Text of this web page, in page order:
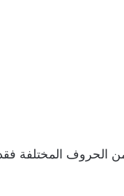
المختلفة فقد